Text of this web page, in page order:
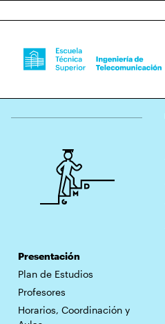
Presentación
Plan de Estudios
Profesores
Horarios, Coordinación y